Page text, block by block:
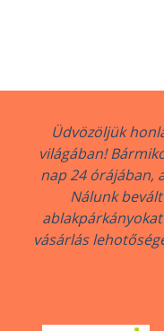
Üdvözöljük
világában!
nap 24 órájában,
Nálunk
vásárlás